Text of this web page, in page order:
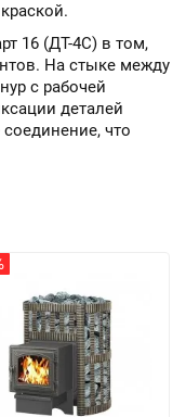
16 (ДТ-4C) в том,
На стыке между
с рабочей
деталей
что